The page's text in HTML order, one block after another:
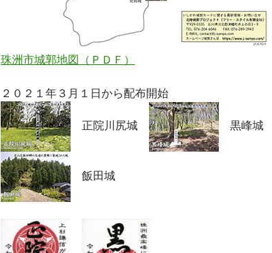
珠洲市城郭地図（ＰＤＦ）
２０２１年３月１日から配布開始
正院川尻城 黒峰
飯田城